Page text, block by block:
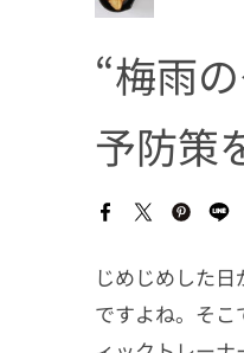
“梅雨
予防策
じめじめした
ですよね。そこ